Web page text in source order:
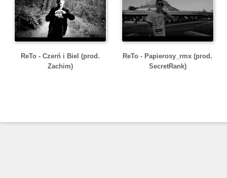
ReTo - Czerń i Biel (prod.
Zachim)
ReTo - Papierosy_rmx (prod.
SecretRank)